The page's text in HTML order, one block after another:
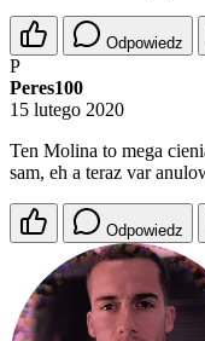
Odpowiedz
P
Peres100
15 lutego 2020
Ten Molina to mega
sam, eh a teraz var
Odpowiedz